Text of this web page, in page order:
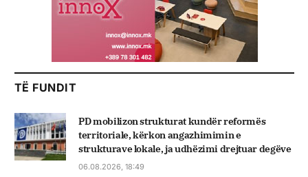
TË FUNDIT
PD mobilizon strukturat kundër reformës
territoriale, kërkon angazhimimin e
strukturave lokale, ja udhëzimi drejtuar degëve
06.08.2026, 18:49